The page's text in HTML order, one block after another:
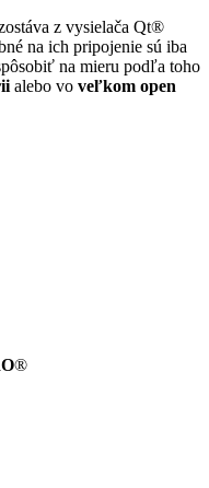
z vysielača Qt®
na ich pripojenie sú iba
na mieru podľa toho
alebo vo veľkom open
®